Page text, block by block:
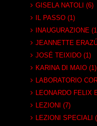
GISELA NATOLI (6)
IL PASSO (1)
INAUGURAZIONE
JEANNETTE
JOSÉ TEIXIDO (1)
KARINA DI MAIO (1)
LABORATORIO
LEONARDO FELIX
LEZIONI (7)
LEZIONI SPECIALI